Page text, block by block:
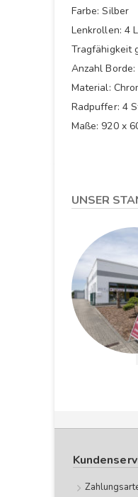
Farbe: Silber
Lenkrollen: 4
Tragfähigkeit
Anzahl Borde:
Material:
Radpuffer: 4
Maße: 920 x
UNSER